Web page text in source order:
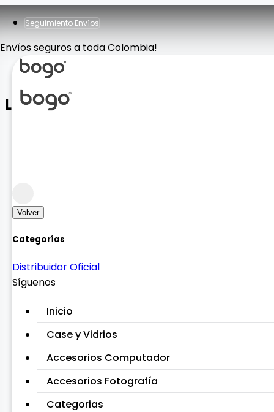
Seguimiento Envíos
Envíos seguros a toda Colombia!
Volver
Categorías
Distribuidor Oficial
Síguenos
Inicio
Case y Vidrios
Accesorios Computador
Accesorios Fotografía
Categorias
Lamina Soporte